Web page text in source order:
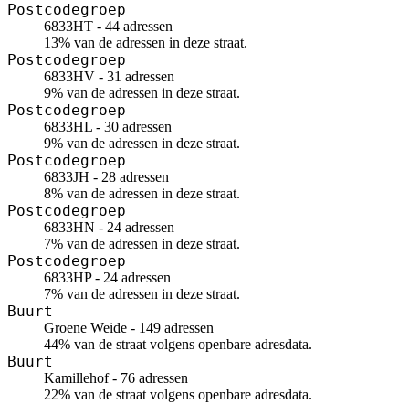
Postcodegroep
6833HT - 44 adressen
13% van de adressen in deze straat.
Postcodegroep
6833HV - 31 adressen
9% van de adressen in deze straat.
Postcodegroep
6833HL - 30 adressen
9% van de adressen in deze straat.
Postcodegroep
6833JH - 28 adressen
8% van de adressen in deze straat.
Postcodegroep
6833HN - 24 adressen
7% van de adressen in deze straat.
Postcodegroep
6833HP - 24 adressen
7% van de adressen in deze straat.
Buurt
Groene Weide - 149 adressen
44% van de straat volgens openbare adresdata.
Buurt
Kamillehof - 76 adressen
22% van de straat volgens openbare adresdata.